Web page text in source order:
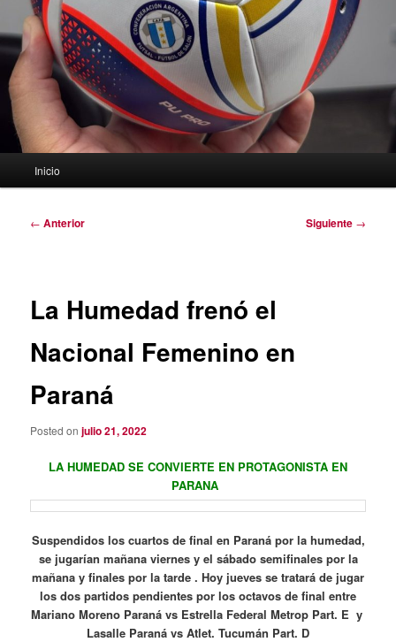
Inicio
Navegación
← Anterior Siguiente →
La Humedad frenó el
Nacional Femenino en
Paraná
Posted onjulio 21, 2022
LA HUMEDAD SE CONVIERTE EN PROTAGONISTA EN
PARANA
Suspendidos los cuartos de final en Paraná por la humedad,
se jugarían mañana viernes y el sábado semifinales por la
mañana y finales por la tarde . Hoy jueves se tratará de jugar
los dos partidos pendientes por los octavos de final entre
Mariano Moreno Paraná vs Estrella Federal Metrop Part. E y
Lasalle Paraná vs Atlet. Tucumán Part. D